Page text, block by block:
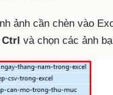
ảnh cần chèn vào
Ctrl và chọn các ảnh